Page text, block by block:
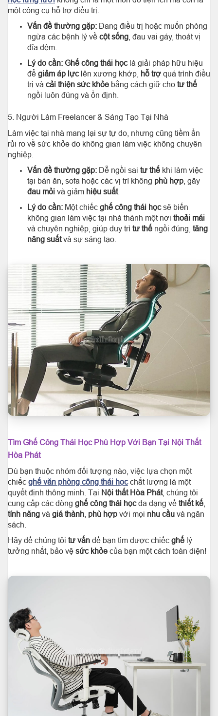
một công cụ hỗ trợ điều trị.
Vấn đề thường gặp: Đang điều trị hoặc muốn phòng
ngừa các bệnh lý về cột sống , đau vai gáy, thoát vị
đĩa đệm.
Lý do cần: Ghế công thái họclà giải pháp hữu hiệu
để giảm áp lựclên xương khớp, hỗ trợ quá trình điều
trị và cải thiện sức khỏe bằng cách giữ cho tư thế
ngồi luôn đúng và ổn định.
5. Người Làm Freelancer & Sáng Tạo Tại Nhà
Làm việc tại nhà mang lại sự tự do, nhưng cũng tiềm ẩn
rủi ro về sức khỏe do không gian làm việc không chuyên
nghiệp.
Vấn đề thường gặp: Dễ ngồi sai tư thế khi làm việc
tại bàn ăn, sofa hoặc các vị trí không phù hợp , gây
đau mỏi và giảm hiệu suất.
Lý do cần: Một chiếc ghế công thái họcsẽ biến
không gian làm việc tại nhà thành một nơi thoải mái
và chuyên nghiệp, giúp duy trì tư thế ngồi đúng, tăng
năng suấtvà sự sáng tạo.
Tìm Ghế Công Thái Học Phù Hợp Với Bạn Tại Nội Thất
Hòa Phát
Dù bạn thuộc nhóm đối tượng nào, việc lựa chọn một
chiếc ghế văn phòng công thái họcchất lượng là một
quyết định thông minh. Tại Nội thất Hòa Phát, chúng tôi
cung cấp các dòng ghế công thái họcđa dạng về thiết kế
tính năng và giá thành phù hợp với mọi nhu cầu và ngân
sách.
Hãy để chúng tôi tư vấn để bạn tìm được chiếc ghế lý
tưởng nhất, bảo vệ sức khỏe của bạn một cách toàn diện!